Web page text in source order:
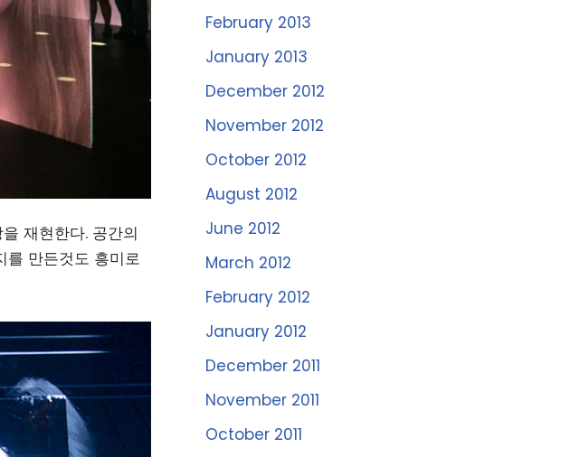
재현한다. 공간의
를 만든것도 흥미로
February 2013
January 2013
December 2012
November 2012
October 2012
August 2012
June 2012
March 2012
February 2012
January 2012
December 2011
November 2011
October 2011